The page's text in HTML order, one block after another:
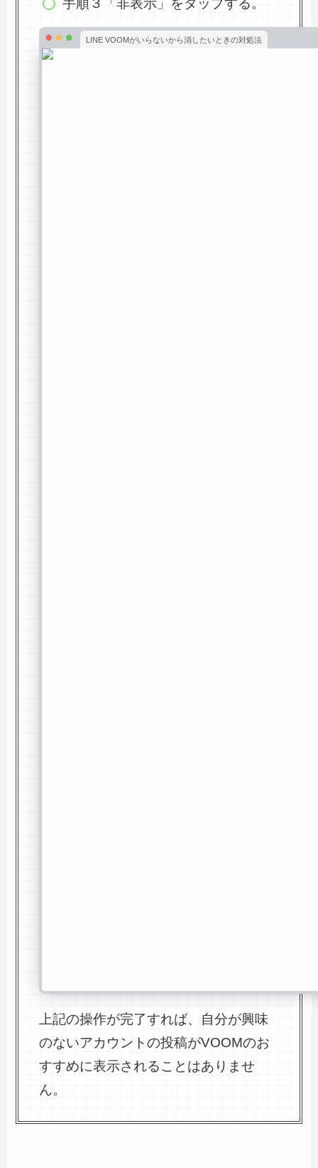
手順３「非表示」をタップする。
LINE VOOMがいらないから消したいときの対処法
上記の操作が完了すれば、自分が興味
のないアカウントの投稿がVOOMのお
すすめに表示されることはありませ
ん。